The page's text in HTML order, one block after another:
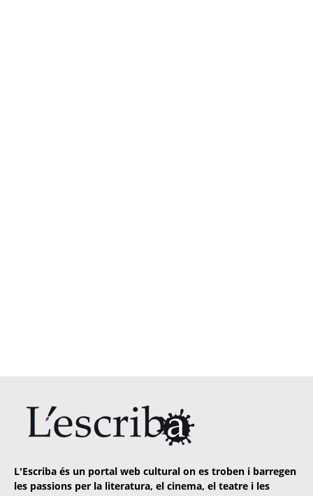
L'Escriba és un portal web cultural on es troben i barregen
les passions per la literatura, el cinema, el teatre i les